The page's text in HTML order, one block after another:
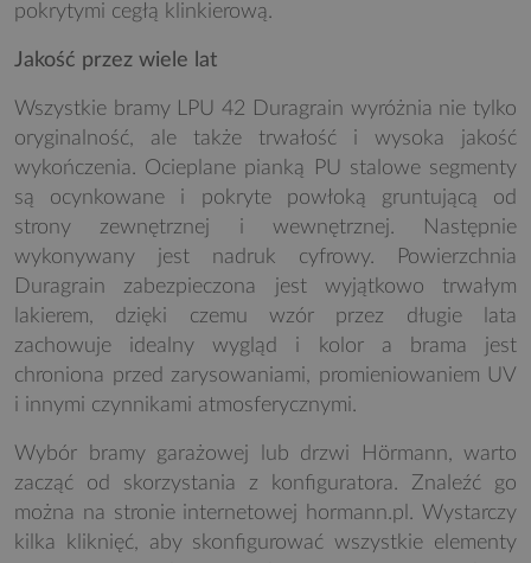
pokrytymi cegłą klinkierową.
Jakość przez wiele lat
Wszystkie bramy LPU 42 Duragrain wyróżnia nie tylko
oryginalność, ale także trwałość i wysoka jakość
wykończenia. Ocieplane pianką PU stalowe segmenty
są ocynkowane i pokryte powłoką gruntującą od
strony zewnętrznej i wewnętrznej. Następnie
wykonywany jest nadruk cyfrowy. Powierzchnia
Duragrain zabezpieczona jest wyjątkowo trwałym
lakierem, dzięki czemu wzór przez długie lata
zachowuje idealny wygląd i kolor a brama jest
chroniona przed zarysowaniami, promieniowaniem UV
i innymi czynnikami atmosferycznymi.
Wybór bramy garażowej lub drzwi Hörmann, warto
zacząć od skorzystania z konfiguratora. Znaleźć go
można na stronie internetowej hormann.pl. Wystarczy
kilka kliknięć, aby skonfigurować wszystkie elementy